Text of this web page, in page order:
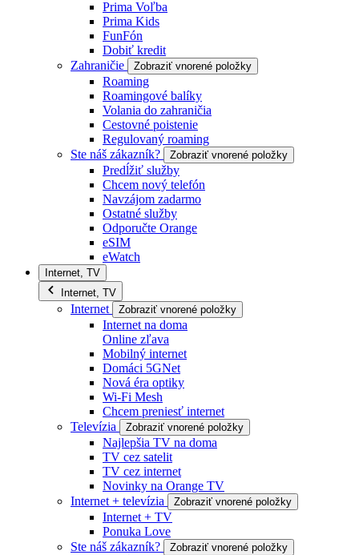
Prima Voľba
Prima Kids
FunFón
Dobiť kredit
Zahraničie
Zobraziť vnorené položky
Roaming
Roamingové balíky
Volania do zahraničia
Cestovné poistenie
Regulovaný roaming
Ste náš zákazník?
Zobraziť vnorené položky
Predĺžiť služby
Chcem nový telefón
Navzájom zadarmo
Ostatné služby
Odporučte Orange
eSIM
eWatch
Internet, TV
Internet, TV
Internet Zobraziť vnorené položky
Internet na doma
Online zľava
Mobilný internet
Domáci 5GNet
Nová éra optiky
Wi-Fi Mesh
Chcem preniesť internet
Televízia
Zobraziť vnorené položky
Najlepšia TV na doma
TV cez satelit
TV cez internet
Novinky na Orange TV
Internet + televízia
Zobraziť vnorené položky
Internet + TV
Ponuka Love
Ste náš zákazník?
Zobraziť vnorené položky